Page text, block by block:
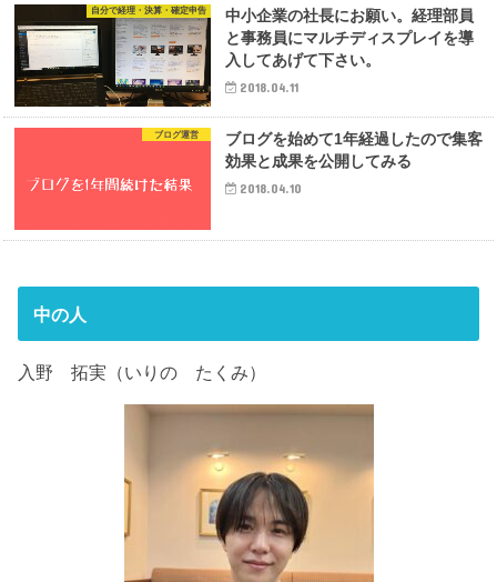
自分で経理・決算・確定申告
中小企業の社長にお願い。経理部員
と事務員にマルチディスプレイを導
入してあげて下さい。
2018.04.11
ブログ運営
ブログを始めて1年経過したので集客
効果と成果を公開してみる
2018.04.10
中の人
入野 拓実（いりの たくみ）